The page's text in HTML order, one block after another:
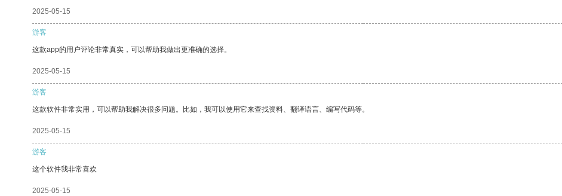
2025-05-15
游客
这款app的用户评论非常真实，可以帮助我做出更准确的选择。
2025-05-15
游客
这款软件非常实用，可以帮助我解决很多问题。比如，我可以使用它来查找资料、翻译语言、编写代码等。
2025-05-15
游客
这个软件我非常喜欢
2025-05-15